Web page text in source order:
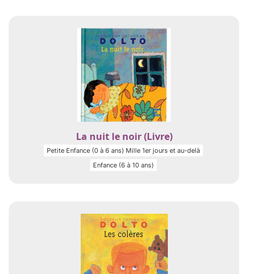
La nuit le noir (Livre)
Petite Enfance (0 à 6 ans) Mille 1er jours et au-delà
Enfance (6 à 10 ans)